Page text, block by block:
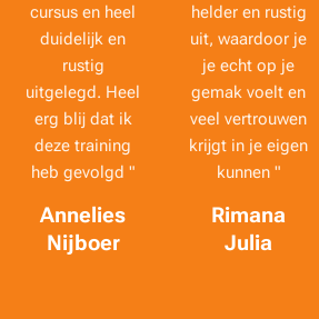
cursus en heel
duidelijk en
rustig
uitgelegd. Heel
erg blij dat ik
deze training
heb gevolgd "
Annelies
Nijboer
helder en rustig
uit, waardoor je
je echt op je
gemak voelt en
veel vertrouwen
krijgt in je eigen
kunnen "
Rimana
Julia